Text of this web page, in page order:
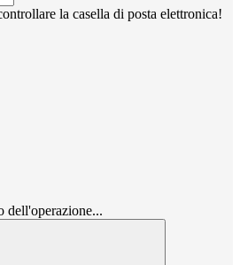
la casella di posta elettronica!
dell'operazione...